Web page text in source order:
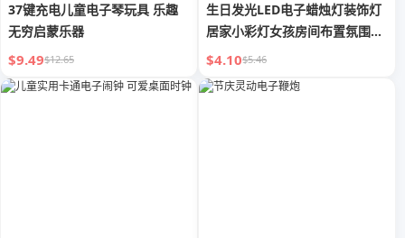
37键充电儿童电子琴玩具 乐趣
无穷启蒙乐器
$9.49$12.65
生日发光LED电子蜡烛灯装饰灯
居家小彩灯女孩房间布置氛围灯
室内
$4.10$5.46